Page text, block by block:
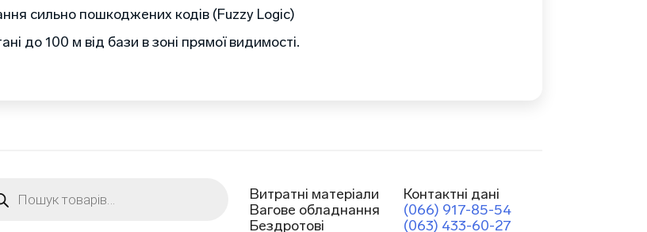
сильно пошкоджених кодів (Fuzzy Logic)
до 100 м від бази в зоні прямої видимості.
Витратні матеріали
Вагове обладнання
Бездротові
Контактні дані
(066) 917-85-54
(063) 433-60-27